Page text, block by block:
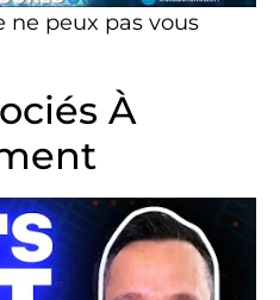
ne peux pas vous
À